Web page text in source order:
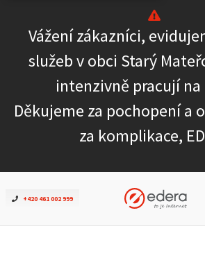
Vážení zákazníci,
služeb v obci Starý
intenzivně pracují na
Děkujeme za pochopení a
za komplikace,
+420 461 002 999
Ověřit dostupnost
Internet
ČEZNET TV
Podpora
Pro firmy